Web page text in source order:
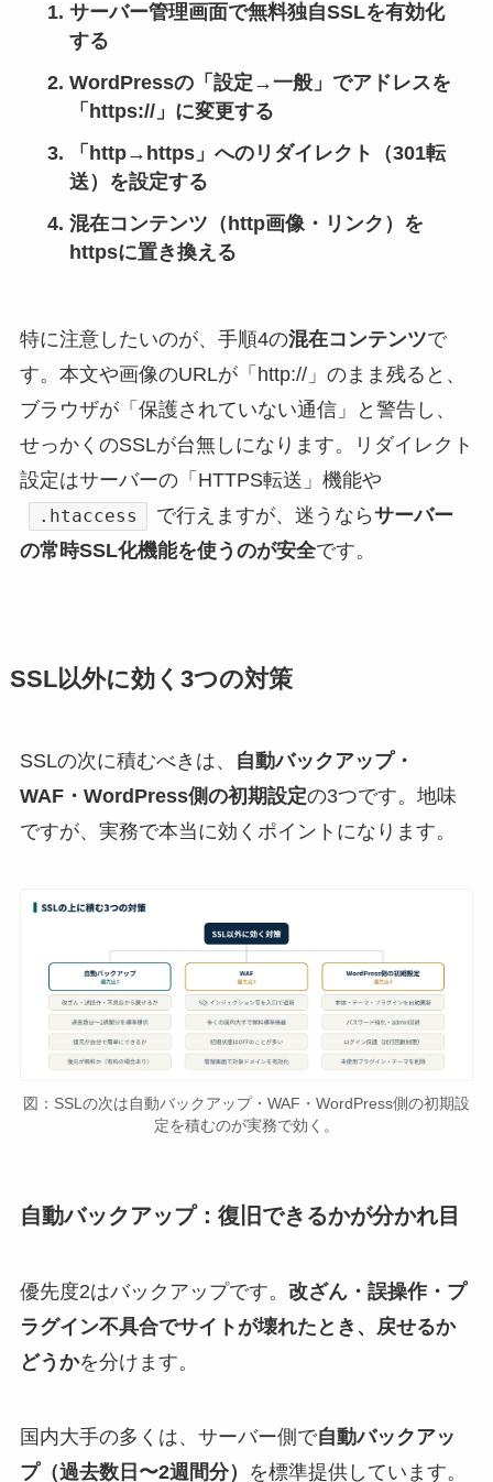
サーバー管理画面で無料独自SSLを有効化
する
WordPressの「設定→一般」でアドレスを
「https://」に変更する
「http→https」へのリダイレクト（301転
送）を設定する
混在コンテンツ（http画像・リンク）を
httpsに置き換える
特に注意したいのが、手順4の混在コンテンツで
す。本文や画像のURLが「http://」のまま残ると、
ブラウザが「保護されていない通信」と警告し、
せっかくのSSLが台無しになります。リダイレクト
設定はサーバーの「HTTPS転送」機能や
.htaccess で行えますが、迷うならサーバー
の常時SSL化機能を使うのが安全です。
SSL以外に効く3つの対策
SSLの次に積むべきは、
自動バックアップ・
WAF・WordPress側の初期設定の3つです。地味
ですが、実務で本当に効くポイントになります。
図：SSLの次は自動バックアップ・WAF・WordPress側の初期設
定を積むのが実務で効く。
自動バックアップ：復旧できるかが分かれ目
優先度2はバックアップです。 改ざん・誤操作・プ
ラグイン不具合でサイトが壊れたとき、戻せるか
どうかを分けます。
国内大手の多くは、サーバー側で自動バックアッ
プ（過去数日〜2週間分）
を標準提供しています。